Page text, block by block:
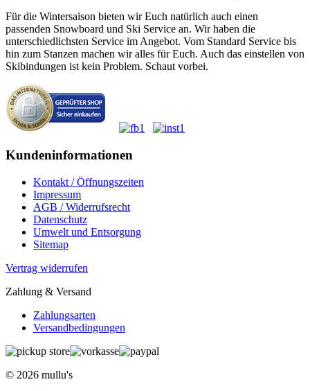
Für die Wintersaison bieten wir Euch natürlich auch einen
passenden Snowboard und Ski Service an. Wir haben die
unterschiedlichsten Service im Angebot. Vom Standard Service bis
hin zum Stanzen machen wir alles für Euch. Auch das einstellen von
Skibindungen ist kein Problem. Schaut vorbei.
Kundeninformationen
Kontakt / Öffnungszeiten
Impressum
AGB / Widerrufsrecht
Datenschutz
Umwelt und Entsorgung
Sitemap
Vertrag widerrufen
Zahlung & Versand
Zahlungsarten
Versandbedingungen
© 2026 mullu's